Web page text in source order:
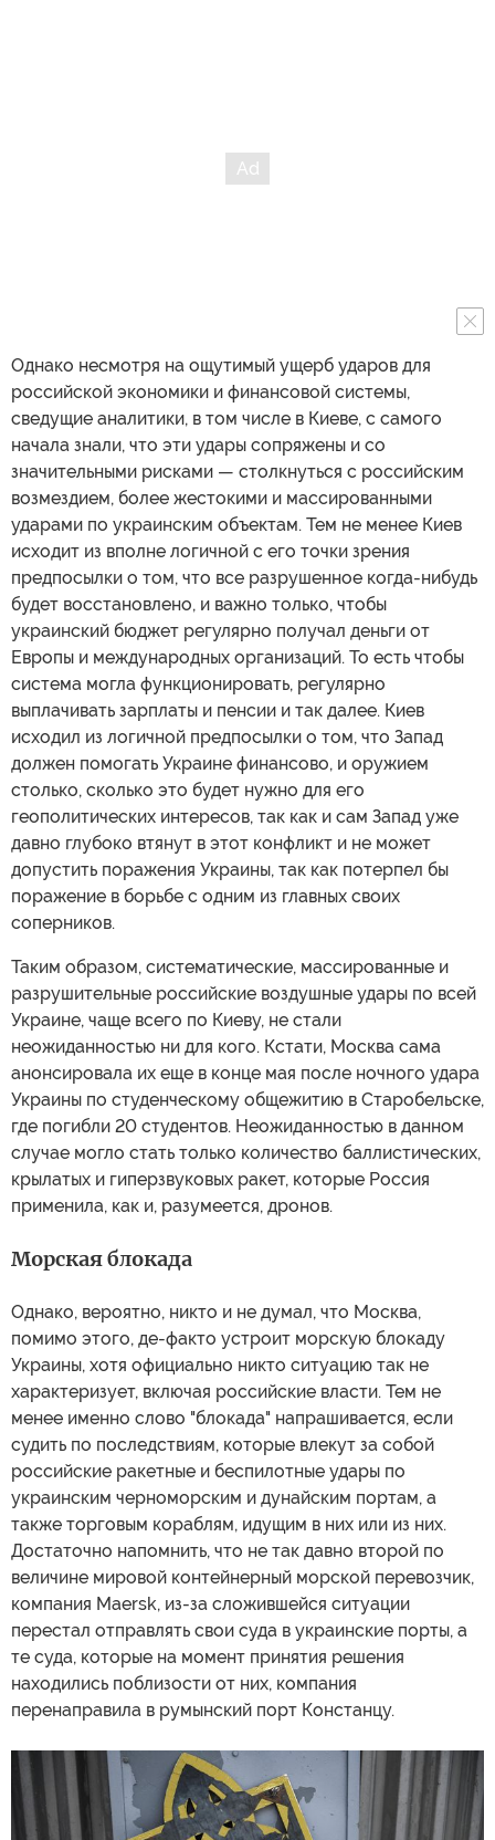
Однако несмотря на ощутимый ущерб ударов для
российской экономики и финансовой системы,
сведущие аналитики, в том числе в Киеве, с самого
начала знали, что эти удары сопряжены и со
значительными рисками — столкнуться с российским
возмездием, более жестокими и массированными
ударами по украинским объектам. Тем не менее Киев
исходит из вполне логичной с его точки зрения
предпосылки о том, что все разрушенное когда-нибудь
будет восстановлено, и важно только, чтобы
украинский бюджет регулярно получал деньги от
Европы и международных организаций. То есть чтобы
система могла функционировать, регулярно
выплачивать зарплаты и пенсии и так далее. Киев
исходил из логичной предпосылки о том, что Запад
должен помогать Украине финансово, и оружием
столько, сколько это будет нужно для его
геополитических интересов, так как и сам Запад уже
давно глубоко втянут в этот конфликт и не может
допустить поражения Украины, так как потерпел бы
поражение в борьбе с одним из главных своих
соперников.
Таким образом, систематические, массированные и
разрушительные российские воздушные удары по всей
Украине, чаще всего по Киеву, не стали
неожиданностью ни для кого. Кстати, Москва сама
анонсировала их еще в конце мая после ночного удара
Украины по студенческому общежитию в Старобельске,
где погибли 20 студентов. Неожиданностью в данном
случае могло стать только количество баллистических,
крылатых и гиперзвуковых ракет, которые Россия
применила, как и, разумеется, дронов.
Морская блокада
Однако, вероятно, никто и не думал, что Москва,
помимо этого, де-факто устроит морскую блокаду
Украины, хотя официально никто ситуацию так не
характеризует, включая российские власти. Тем не
менее именно слово "блокада" напрашивается, если
судить по последствиям, которые влекут за собой
российские ракетные и беспилотные удары по
украинским черноморским и дунайским портам, а
также торговым кораблям, идущим в них или из них.
Достаточно напомнить, что не так давно второй по
величине мировой контейнерный морской перевозчик,
компания Maersk, из-за сложившейся ситуации
перестал отправлять свои суда в украинские порты, а
те суда, которые на момент принятия решения
находились поблизости от них, компания
перенаправила в румынский порт Констанцу.